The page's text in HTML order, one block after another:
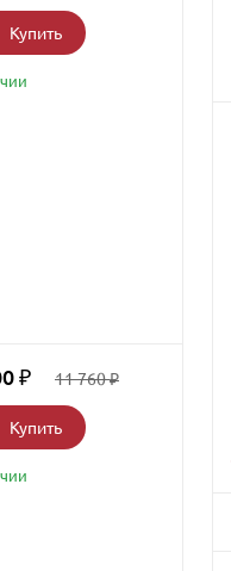
Купить
11 760
Купить